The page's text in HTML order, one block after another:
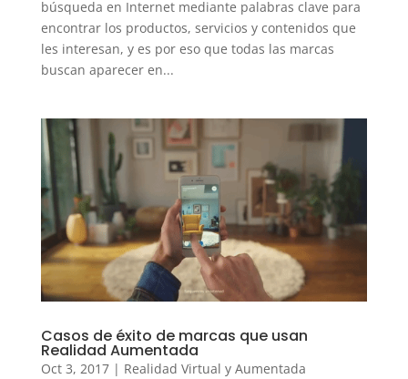
búsqueda en Internet mediante palabras clave para
encontrar los productos, servicios y contenidos que
les interesan, y es por eso que todas las marcas
buscan aparecer en...
Casos de éxito de marcas que usan
Realidad Aumentada
Oct 3, 2017| Realidad Virtual y Aumentada